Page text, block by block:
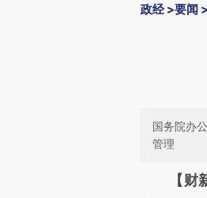
政经>要闻 >
国务院办
管理
请务【财